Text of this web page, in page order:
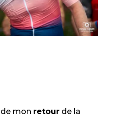
de mon retourde la